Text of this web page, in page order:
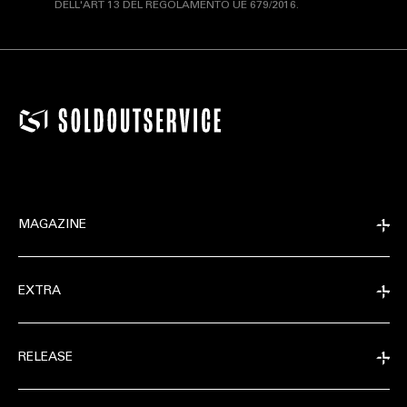
EXTRA
RELEASE
DELL'ART 13 DEL REGOLAMENTO UE 679/2016.
MAGAZINE
EXTRA
RELEASE